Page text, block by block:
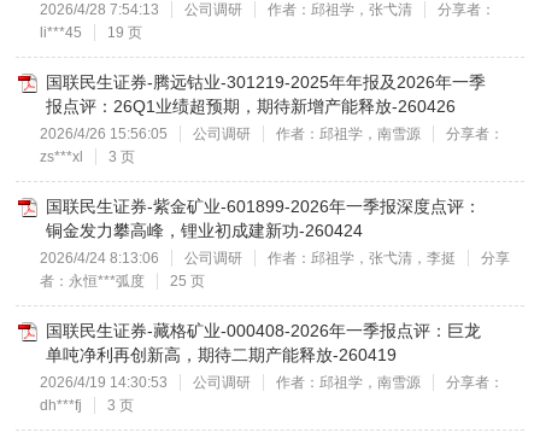
2026/4/28 7:54:13 公司调研 作者：邱祖学，张弋清
分享者：
li***45
19 页
国联民生证券-腾远钴业-301219-2025年年报及2026年一季
报点评：26Q1业绩超预期，期待新增产能释放-260426
2026/4/26 15:56:05 公司调研 作者：邱祖学，南雪源
分享者：
zs***xl
3 页
国联民生证券-紫金矿业-601899-2026年一季报深度点评：
铜金发力攀高峰，锂业初成建新功-260424
2026/4/24 8:13:06 公司调研 作者：邱祖学，张弋清，李挺
分享
者：永恒***弧度
25 页
国联民生证券-藏格矿业-000408-2026年一季报点评：巨龙
单吨净利再创新高，期待二期产能释放-260419
2026/4/19 14:30:53 公司调研 作者：邱祖学，南雪源
分享者：
dh***fj
3 页